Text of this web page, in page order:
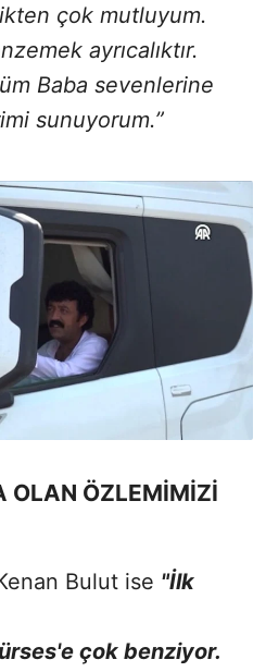
çok mutluyum.
ayrıcalıktır.
Baba sevenlerine
sunuyorum.”
OLAN ÖZLEMİMİZİ
Bulut ise "İlk
çok benziyor.